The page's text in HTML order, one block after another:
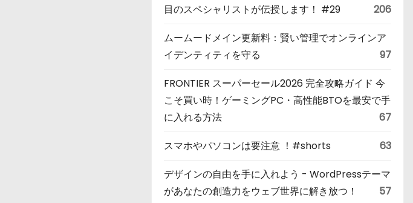
目のスペシャリストが伝授します！ #29
206
ムームードメイン更新料：賢い管理でオンラインア
イデンティティを守る
97
FRONTIER スーパーセール2026 完全攻略ガイド 今
こそ買い時！ゲーミングPC・高性能BTOを最安で手
に入れる方法
67
スマホやパソコンは要注意 ！#shorts 63
デザインの自由を手に入れよう - WordPressテーマ
があなたの創造力をウェブ世界に解き放つ！
57